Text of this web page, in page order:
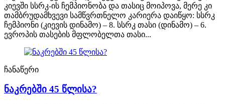
კიევში სსრკ-ის ჩემპიონობა და თასიც მოიპოვა, მერე კი
თამბრუდამხვევი სამწვრთნელო კარიერა დაიწყო: სსრკ
ჩემპიონი (კიევის დინამო) – 8. სსრკ თასი (დინამო) – 6.
ევროპის თასების მფლობელთა თასი...
ჩანაწერი
ნაკრებში 45 წლისა?